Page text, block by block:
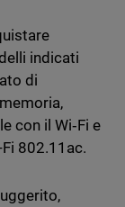
indicati
di
con il Wi‑Fi e
802.11ac.